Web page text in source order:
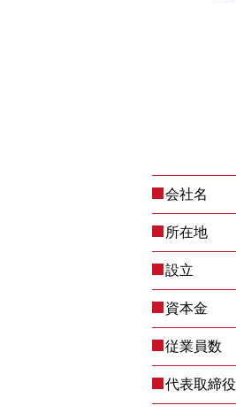
会社名
所在地
設立
資本金
従業員数
代表取締役